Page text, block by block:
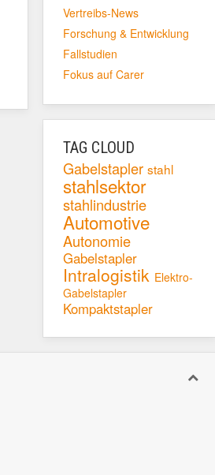
Vertreibs-News
Forschung & Entwicklung
Fallstudien
Fokus auf Carer
TAG CLOUD
Gabelstapler stahl
stahlsektor
stahlindustrie
Automotive
Autonomie
Gabelstapler
Intralogistik Elektro-
Gabelstapler
Kompaktstapler